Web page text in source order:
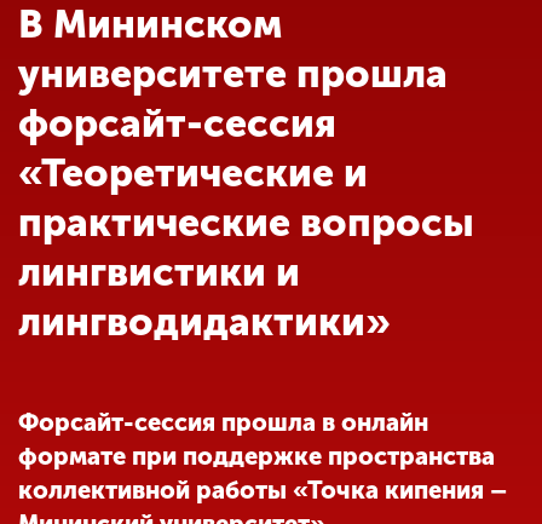
Абитуриенту
Обучение
Наука
Международная
деятельность
Другие виды
деятельности
В Мининском
университете прошла
форсайт-сессия
«Теоретические и
практические вопросы
лингвистики и
лингводидактики»
Форсайт-сессия прошла в онлайн
формате при поддержке пространства
коллективной работы «Точка кипения –